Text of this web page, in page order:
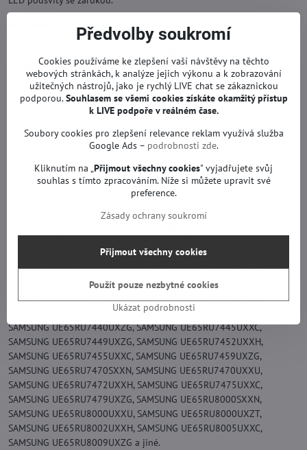
SAMSUNG LH65QBBEBGCXEN, SAMSUNG LH65QBREBGCXEN,
SAMSUNG LH65QMRBBGCXEN, SAMSUNG LH65QMREBCCXEN,
SAMSUNG LH65QMREBGCXEN, SAMSUNG UE65NU7400UXXU,
SAMSUNG UE65NU7400UXZT, SAMSUNG UE65NU7402UXXH,
SAMSUNG UE65NU7405UXXC, SAMSUNG UE65NU7409UXZG,
SAMSUNG UE65NU7445UXXC, SAMSUNG UE65NU7449UXZG,
SAMSUNG UE65NU7450SXXN, SAMSUNG UE65NU7452UXXH,
SAMSUNG UE65NU7455UXXC, SAMSUNG UE65NU7459UXZG,
SAMSUNG UE65NU7470SXXN, SAMSUNG UE65NU7470UXXU,
SAMSUNG UE65NU7470UXZG, SAMSUNG UE65NU7472UXXH,
SAMSUNG UE65NU7475UXXC, SAMSUNG UE65NU7479UXZG,
SAMSUNG UE65NU7650SXXN, SAMSUNG UE65NU7655UXXC,
SAMSUNG UE65NU7670UXXU, SAMSUNG UE65NU7675UXXC,
SAMSUNG UE65RU7400SXXN, SAMSUNG UE65RU7400UXXU,
SAMSUNG UE65RU7402UXXH, SAMSUNG UE65RU7405UXXC,
SAMSUNG UE65RU7409UXZG, SAMSUNG UE65RU7440SXXN,
SAMSUNG UE65RU7440UXZG, SAMSUNG UE65RU7445UXXC,
SAMSUNG UE65RU7449UXZG, SAMSUNG UE65RU7452UXXH,
SAMSUNG UE65RU7455UXXC, SAMSUNG UE65RU7459UXZG,
SAMSUNG UE65RU7470SXXN, SAMSUNG UE65RU7470UXXU,
SAMSUNG UE65RU7472UXXH, SAMSUNG UE65RU7475UXXC,
SAMSUNG UE65RU7479UXZG, SAMSUNG UE65RU8000SXXN,
SAMSUNG UE65RU8000UXXU, SAMSUNG UE65RU8000UXZT,
SAMSUNG UE65RU8002UXXH, SAMSUNG UE65RU8005UXXC,
SAMSUNG UE65RU8009UXZG a jiné.
Předvolby soukromí
Cookies používáme ke zlepšení vaší návštěvy na těchto
webových stránkách, k analýze jejich výkonu a k zobrazování
užitečných nástrojů, jako je rychlý LIVE chat se zákaznickou
podporou.Souhlasem se všemi cookies získáte okamžitý přístup
k LIVE podpoře v reálném čase.
Soubory cookies pro zlepšení relevance reklam využívá služba
Google Ads – podrobnosti zde.
Kliknutím na „ Přijmout všechny cookies" vyjadřujete svůj
souhlas s tímto zpracováním. Níže si můžete upravit své
preference.
Zásady ochrany soukromí
Ukázat podrobnosti
Přijmout všechny cookies
Použít pouze nezbytné cookies